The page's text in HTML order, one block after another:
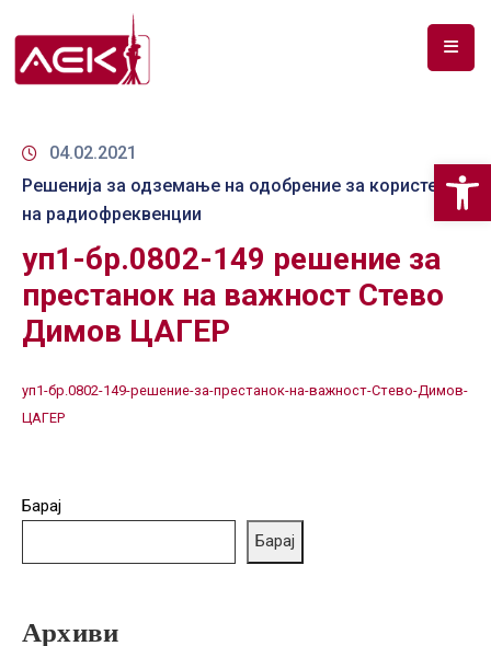
ЗА
ДОКУМЕНТИ
РФ
СПЕКТАР
ТЕЛЕКОМУНИКАЦИИ
АНАЛИЗА
НА
ГРИЖА
ЗА
НАБАВКИ
04.02.2021
Решенија за одземање на одобрение за користење
на радиофреквенции
уп1-бр.0802-149 решение за
престанок на важност Стево
Димов ЦАГЕР
уп1-бр.0802-149-решение-за-престанок-на-важност-Стево-Димов-
ЦАГЕР
Барај
Барај
Архиви